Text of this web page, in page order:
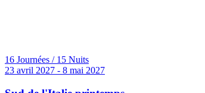
16 Journées / 15 Nuits
23 avril 2027 - 8 mai 2027